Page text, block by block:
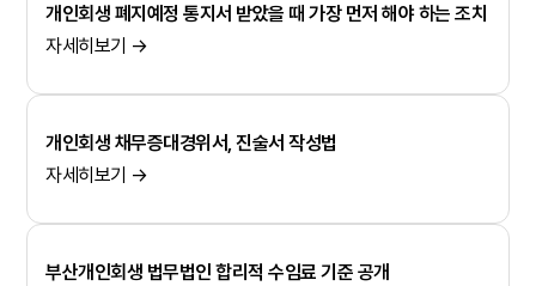
개인회생 폐지예정 통지서 받았을 때 가장 먼저 해야 하는 조치
자세히보기 →
개인회생 채무증대경위서, 진술서 작성법
자세히보기 →
부산개인회생 법무법인 합리적 수임료 기준 공개